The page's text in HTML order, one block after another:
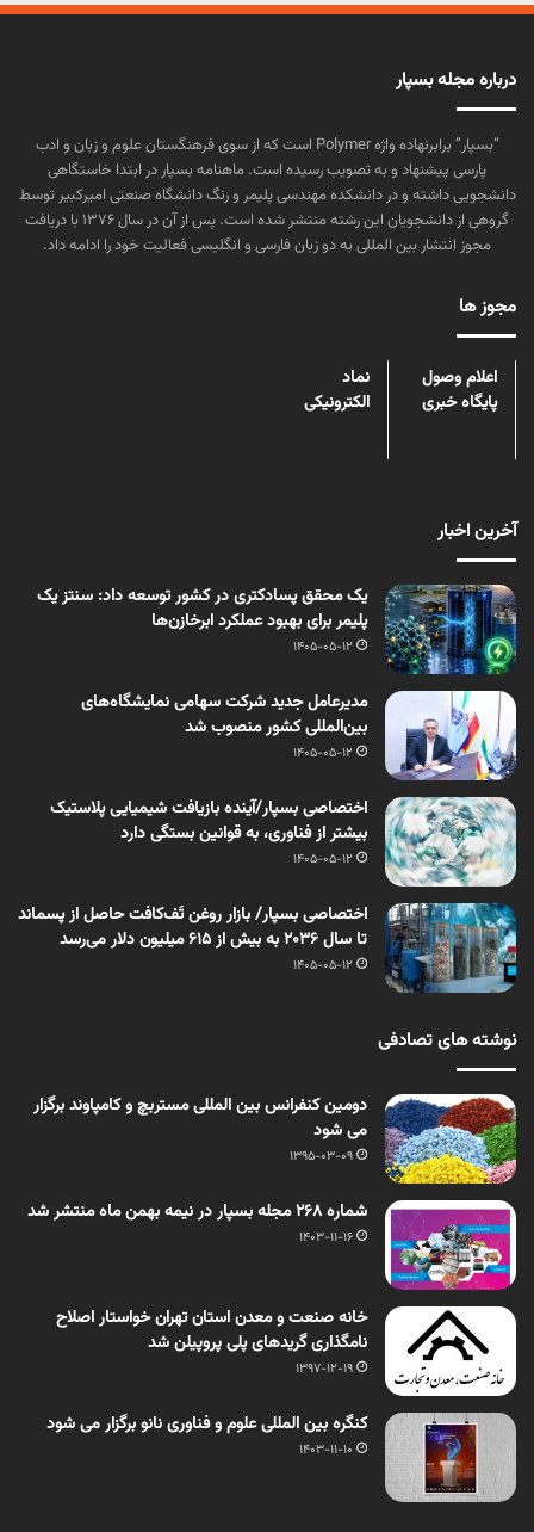
درباره مجله بسپار
“بسپار” برابرنهاده واژه Polymer است که از سوی فرهنگستان علوم و زبان و ادب
پارسی پیشنهاد و به تصویب رسیده است. ماهنامه بسپار در ابتدا خاستگاهی
دانشجویی داشته و در دانشکده مهندسی پلیمر و رنگ دانشگاه صنعتی امیرکبیر توسط
گروهی از دانشجویان این رشته منتشر شده است. پس از آن در سال ۱۳۷۶ با دریافت
مجوز انتشار بین المللی به دو زبان فارسی و انگلیسی فعالیت خود را ادامه داد.
مجوز ها
اعلام وصول
پایگاه خبری
نماد
الکترونیکی
آخرین اخبار
یک محقق پسادکتری در کشور توسعه داد: سنتز یک
پلیمر برای بهبود عملکرد ابرخازن‌ها
1405-05-12
مدیرعامل جدید شرکت سهامی نمایشگاه‌های
بین‌المللی کشور منصوب شد
1405-05-12
اختصاصی بسپار/آینده بازیافت شیمیایی پلاستیک
بیشتر از فناوری، به قوانین بستگی دارد
1405-05-12
اختصاصی بسپار/ بازار روغن تَف‌کافت حاصل از پسماند
تا سال ۲۰۳۶ به بیش از ۶۱۵ میلیون دلار می‌رسد
1405-05-12
نوشته های تصادفی
دومین کنفرانس بین المللی مستربچ و کامپاوند برگزار
می شود
1395-03-09
شماره 268 مجله بسپار در نیمه بهمن ماه منتشر شد
1403-11-16
خانه صنعت و معدن استان تهران خواستار اصلاح
نامگذاری گریدهای پلی پروپیلن شد
1397-12-19
کنگره بین المللی علوم و فناوری نانو برگزار می شود
1403-11-10